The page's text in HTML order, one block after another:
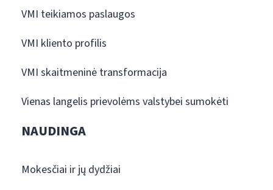
VMI teikiamos paslaugos
VMI kliento profilis
VMI skaitmeninė transformacija
Vienas langelis prievolėms valstybei sumokėti
NAUDINGA
Mokesčiai ir jų dydžiai